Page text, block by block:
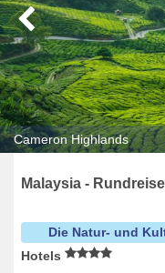
Cameron Highlands
Malaysia -
Die Natur- und
Hotels